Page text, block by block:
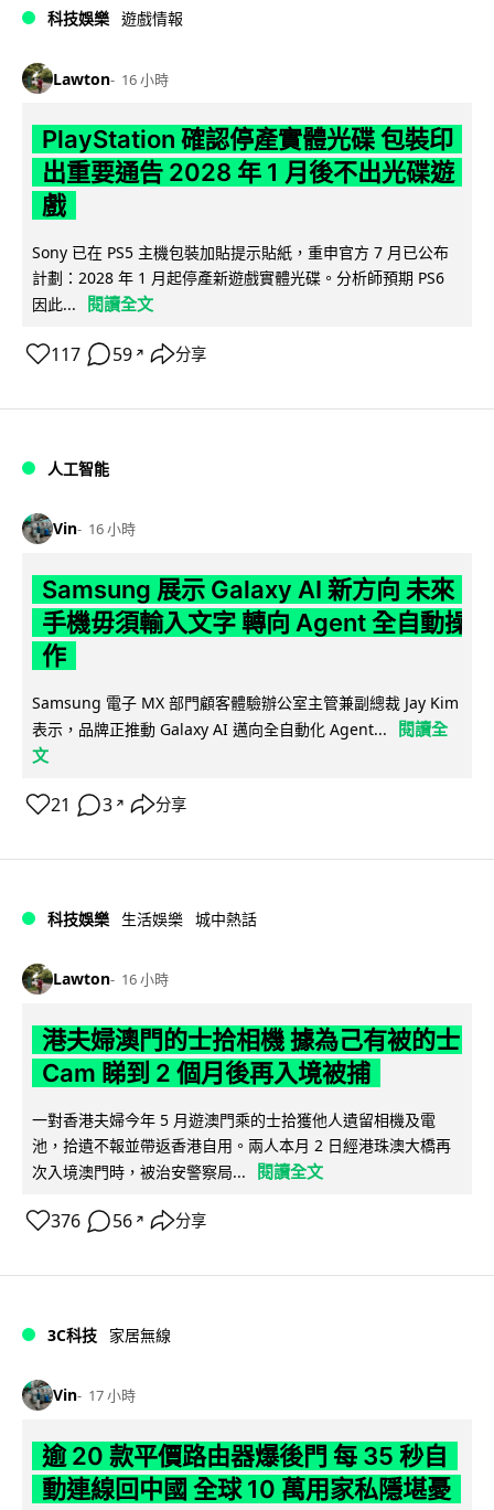
科技娛樂 遊戲情報
Lawton 16 小時
PlayStation 確認停產實體光碟 包裝印
出重要通告 2028 年 1 月後不出光碟遊
戲
Sony 已在 PS5 主機包裝加貼提示貼紙，重申官方 7 月已公布
計劃：2028 年 1 月起停產新遊戲實體光碟。分析師預期 PS6
因此...
閱讀全文
117 59 ↗ 分享
人工智能
Vin 16 小時
Samsung 展示 Galaxy AI 新方向 未來
手機毋須輸入文字 轉向 Agent 全自動操
作
Samsung 電子 MX 部門顧客體驗辦公室主管兼副總裁 Jay Kim
表示，品牌正推動 Galaxy AI 邁向全自動化 Agent...
閱讀全
文
21 3 ↗ 分享
科技娛樂 生活娛樂 城中熱話
Lawton 16 小時
港夫婦澳門的士拾相機 據為己有被的士
Cam 睇到 2 個月後再入境被捕
一對香港夫婦今年 5 月遊澳門乘的士拾獲他人遺留相機及電
池，拾遺不報並帶返香港自用。兩人本月 2 日經港珠澳大橋再
次入境澳門時，被治安警察局...
閱讀全文
376 56 ↗ 分享
3C科技 家居無線
Vin 17 小時
逾 20 款平價路由器爆後門 每 35 秒自
動連線回中國 全球 10 萬用家私隱堪憂